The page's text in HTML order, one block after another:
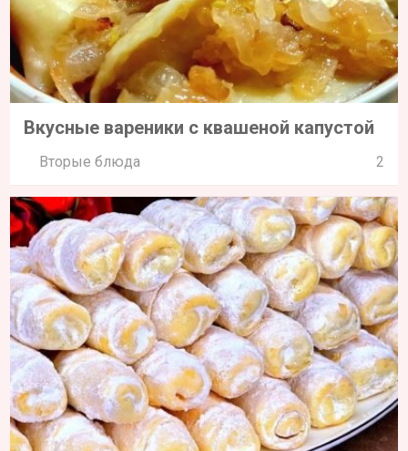
Вкусные вареники с квашеной капустой
Вторые блюда 2